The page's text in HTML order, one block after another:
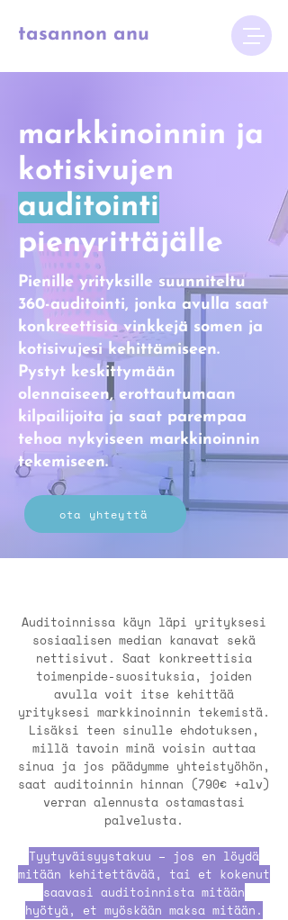
tasannon anu
markkinoinnin ja
kotisivujen
auditointi
pienyrittäjälle
Pienille yrityksille suunniteltu
360-auditointi, jonka avulla saat
konkreettisia vinkkejä somen ja
kotisivujesi kehittämiseen.
Pystyt keskittymään
olennaiseen, erottautumaan
kilpailijoita ja saat parempaa
tehoa nykyiseen markkinoinnin
tekemiseen.
ota yhteyttä
Auditoinnissa käyn läpi yrityksesi
sosiaalisen median kanavat sekä
nettisivut. Saat konkreettisia
toimenpide-suosituksia, joiden
avulla voit itse kehittää
yrityksesi markkinoinnin tekemistä.
Lisäksi teen sinulle ehdotuksen,
millä tavoin minä voisin auttaa
sinua ja jos päädymme yhteistyöhön,
saat auditoinnin hinnan (790€ +alv)
verran alennusta ostamastasi
palvelusta.
Tyytyväisyystakuu – jos en löydä
mitään kehitettävää, tai et kokenut
saavasi auditoinnista mitään
hyötyä, et myöskään maksa mitään.